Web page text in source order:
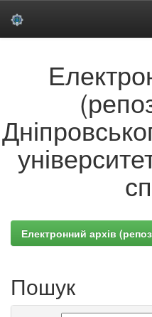
Електронний архів
Пошук